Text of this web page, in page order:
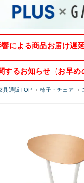
による商品お届け遅
るお知らせ（お早め
具通販TOP 椅子・チェア